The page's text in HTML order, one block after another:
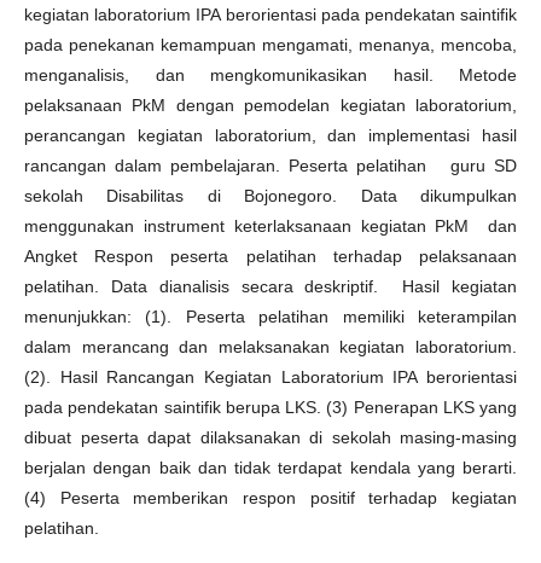
kegiatan laboratorium IPA berorientasi pada pendekatan saintifik
pada penekanan kemampuan mengamati, menanya, mencoba,
menganalisis, dan mengkomunikasikan hasil. Metode
pelaksanaan PkM dengan pemodelan kegiatan laboratorium,
perancangan kegiatan laboratorium, dan implementasi hasil
rancangan dalam pembelajaran. Peserta pelatihan guru SD
sekolah Disabilitas di Bojonegoro. Data dikumpulkan
menggunakan instrument keterlaksanaan kegiatan PkM dan
Angket Respon peserta pelatihan terhadap pelaksanaan
pelatihan. Data dianalisis secara deskriptif. Hasil kegiatan
menunjukkan: (1). Peserta pelatihan memiliki keterampilan
dalam merancang dan melaksanakan kegiatan laboratorium.
(2). Hasil Rancangan Kegiatan Laboratorium IPA berorientasi
pada pendekatan saintifik berupa LKS. (3) Penerapan LKS yang
dibuat peserta dapat dilaksanakan di sekolah masing-masing
berjalan dengan baik dan tidak terdapat kendala yang berarti.
(4) Peserta memberikan respon positif terhadap kegiatan
pelatihan.